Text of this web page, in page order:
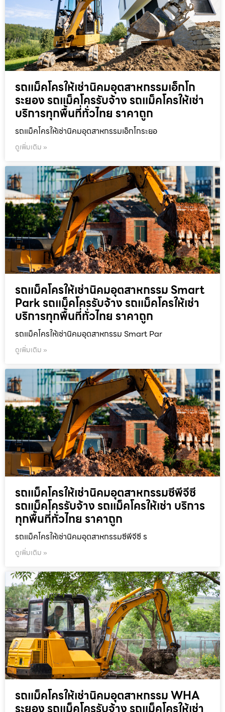
รถแม็คโครให้เช่านิคมอุตสาหกรรมเอ็กโก
ระยอง รถแม็คโครรับจ้าง รถแม็คโครให้เช่า
บริการทุกพื้นที่ทั่วไทย ราคาถูก
รถแม็คโครให้เช่านิคมอุตสาหกรรมเอ็กโกระยอ
ดูเพิ่มเติม »
รถแม็คโครให้เช่านิคมอุตสาหกรรม Smart
Park รถแม็คโครรับจ้าง รถแม็คโครให้เช่า
บริการทุกพื้นที่ทั่วไทย ราคาถูก
รถแม็คโครให้เช่านิคมอุตสาหกรรม Smart Par
ดูเพิ่มเติม »
รถแม็คโครให้เช่านิคมอุตสาหกรรมซีพีจีซี
รถแม็คโครรับจ้าง รถแม็คโครให้เช่า บริการ
ทุกพื้นที่ทั่วไทย ราคาถูก
รถแม็คโครให้เช่านิคมอุตสาหกรรมซีพีจีซี ร
ดูเพิ่มเติม »
รถแม็คโครให้เช่านิคมอุตสาหกรรม WHA